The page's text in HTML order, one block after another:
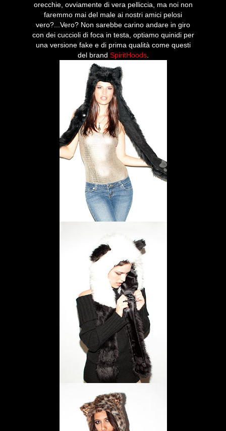
orecchie, ovviamente di vera pelliccia, ma noi non
faremmo mai del male ai nostri amici pelosi
vero?...Vero? Non sarebbe carino andare in giro
con dei cuccioli di foca in testa, optiamo quinidi per
una versione fake e di prima qualità come questi
del brand SpiritHoods.